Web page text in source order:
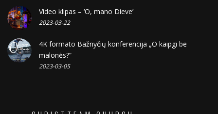
Video klipas – ‘O, mano Dieve’
2023-03-22
4K formato Bažnyčių konferencija „O kaipgi be
malonės?”
2023-03-05